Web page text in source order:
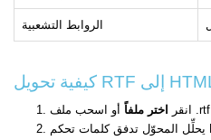
الروابط التشعبية
انقر اختر ملفاً
يحلِّل المحوّل تدفق كلمات تحكم RTF ويُعيد بناء نص المستند وتنسيقه